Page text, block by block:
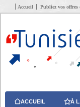
Accueil Publiez vos offres
ACCUEIL À